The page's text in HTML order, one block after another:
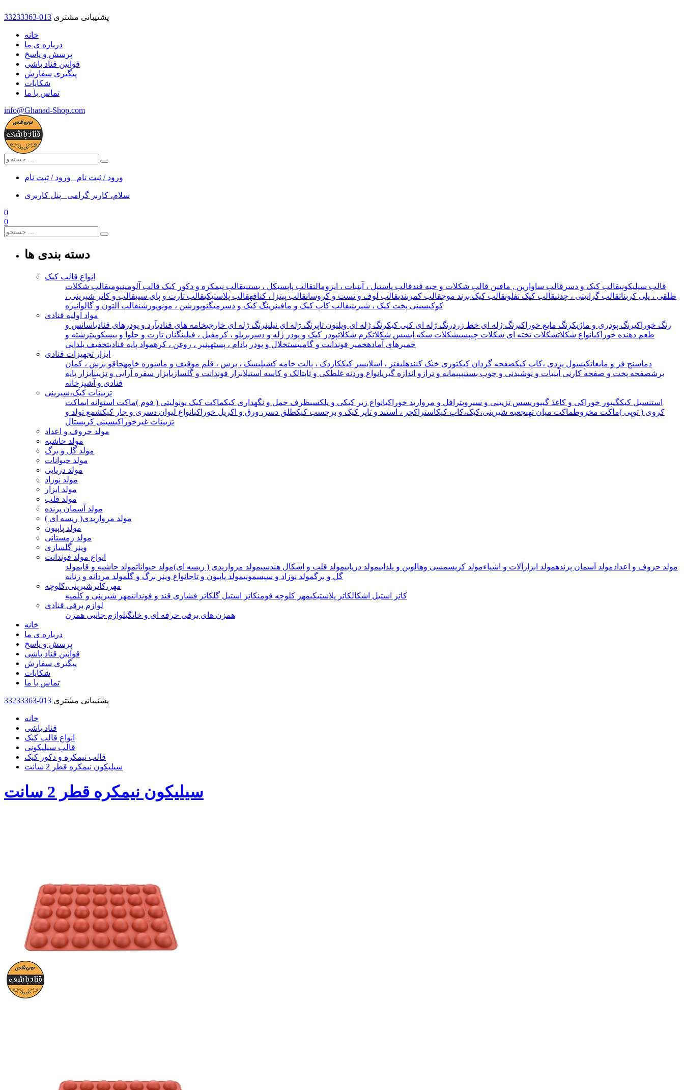
33233363-013 پشتیبانی مشتری
خانه
درباره ی ما
پرسش و پاسخ
قوانین قناد باشی
پیگیری سفارش
شکایات
تماس با ما
info@Ghanad-Shop.com
ورود / ثبت نام ورود / ثبت نام
سلام، کاربر گرامی
پنل کاربری
0
0
دسته بندی ها
انواع قالب کیک
قالب سیلیکونیقالب کیک و دسر قالب ساوارین , مافین قالب شکلات و حبه قندقالب پاستیل ، آبنبات ، ایزومالتقالب پاپسیکل ، بستنیقالب نیمکره و دکور کیک قالب آلومینیومیقالب شکلات
طلقی ، پلی کربناتقالب گرانیتی ، چدنیقالب کیک تفلونقالب کیک برند موجقالب کمربندیقالب لوف و تست و کروسانقالب پیتزا ، کنافهقالب پلاستیکیقالب تارت و پای سیبقالب و کاتر شیرینی ،
کوکیسینی پخت کیک ، شیرینیقالب کاپ کیک و مافینرینگ کیک و دسر میگنوپورشن ، مونوپورشنقالب آلتون و گالوانیزه
مواد اولیه قنادی
رنگ خوراکیرنگ پودری و ماژیکرنگ مایع خوراکیرنگ ژله ای خط زردرنگ ژله ای کپی کیکرنگ ژله ای ویلتون تاپرنگ ژله ای نیلینرنگ ژله ای خارجیخامه های قنادیآرد و پودرهای قنادیاسانس و
طعم دهنده خوراکیانواع شکلاتشکلات تخته ای شکلات چیپسیشکلات سکه ایسس شکلاتکرم شکلاتپودر کیک و پودر ژله و دسر بریلو ، کرمفیل ، فیلینگنان تارت و حلوا و بیسکوییترشته و
خمیرهای آمادهخمیر فوندانت و گامپیستخلال و پودر بادام ، پستهپنیر ، روغن ، کرهمواد پایه قنادیتخفیف یلدایی
ابزار تجهیزات قنادی
دماسنج فر و مایعاتکپسول یزدی ،کاپ کیکصفحه گردان کیکتوری خنک کنندهلیفتر ، اسلایسر کیککاردک ، پالت خامه کشیلیسک ، برس ، قلم موقیف و ماسوره خامهچاقو برش ، کمان
برشصفحه پخت و صفحه کار نی آبنبات و نوشیدنی و چوب بستنیپیمانه و ترازو اندازه گیریانواع وردنه غلطکی و ثابتالک و کاسه استیلابزار فوندانت و گلسازیابزار سفره آرایی و تزیینابزار پایه
قنادی و آشپزخانه
تزیینات کیک،شیرینی
استنسیل کیکگیپور خوراکی و کاغذ گیپوریسس تزیینی و سیروپترافل و مروارید خوراکیانواع زیر کیکی و پلکسیظرف حمل و نگهداری کیکماکت کیک یونولیتی ( فوم )ماکت استوانه ایماکت
کروی ( توپی )ماکت مخروطماکت میان تهیجعبه شیرینی،کیک،کاپ کیکاستراکچر ، استند و تاپر کیک و برچسب کیکطلق دسر، ورق و اکریل خوراکیانواع لیوان دسری و جار کیکشمع تولد و
تزیینات غیرخوراکیسینی کریستال
مولد حروف و اعداد
مولد حاشیه
مولد گل و برگ
مولد حیوانات
مولد دریایی
مولد نوزاد
مولد ابزار
مولد قلب
مولد آسمان پرنده
مولد مرواریدی( ریسه ای )
مولد پاپیون
مولد زمستانی
وینر گلسازی
انواع مولد فوندانت
مولد حروف و اعدادمولد آسمان پرندهمولد ابزارآلات و اشیاءمولد کریسمسی وهالوین و یلداییمولد دریاییمولد قلب و اشکال هندسیمولد مرواریدی ( ریسه ای)مولد حیواناتمولد حاشیه و قابمولد
گل و برگمولد نوزاد و سیسمونیمولد پاپیون و تاجانواع وینر برگ و گلمولد مردانه و زنانه
مهر،کاترشیرینی،کلوچه
کاتر استیل اشکالکاتر پلاستیکیمهر کلوچه فومنکاتر استیل گلکاتر فشاری قند و فوندانتمهر شیرینی و کلمپه
لوازم برقی قنادی
همزن های برقی حرفه ای و خانگیلوازم جانبی همزن
خانه
درباره ی ما
پرسش و پاسخ
قوانین قناد باشی
پیگیری سفارش
شکایات
تماس با ما
33233363-013 پشتیبانی مشتری
خانه
قناد باشی
انواع قالب کیک
قالب سیلیکونی
قالب نیمکره و دکور کیک
سیلیکون نیمکره قطر 2 سانت
سیلیکون نیمکره قطر 2 سانت